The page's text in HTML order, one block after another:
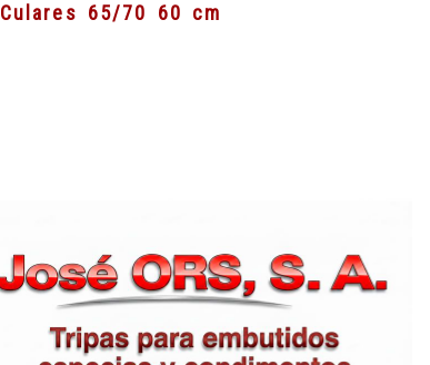
Culares 65/70 60 cm